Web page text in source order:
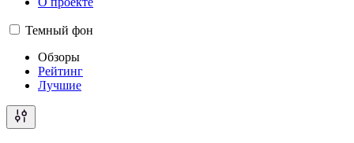
Темный фон
Обзоры
Рейтинг
Лучшие